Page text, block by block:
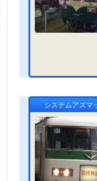
システムアズマ